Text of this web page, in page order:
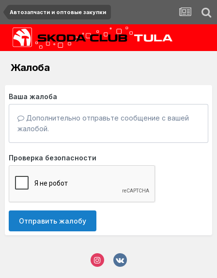
Автозапчасти и оптовые закупки
Жалоба
Ваша жалоба
Дополнительно отправьте сообщение с вашей
жалобой.
Проверка безопасности
Отправить жалобу